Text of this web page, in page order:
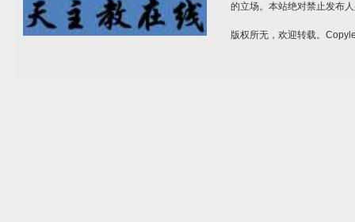
的立场。本站绝对禁止发布
版权所无，欢迎转载。